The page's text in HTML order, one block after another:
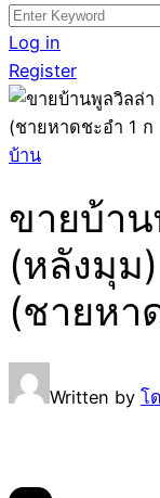
Search
for:
Log in
Register
บ้าน
ขายบ้า
(หลังมุม
(ชายหา
Written by โ